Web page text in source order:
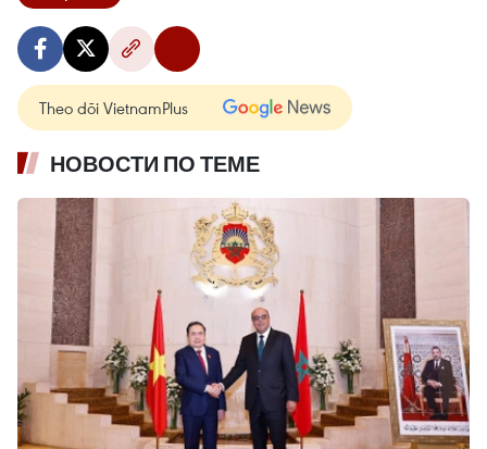
Theo dõi VietnamPlus
НОВОСТИ ПО ТЕМЕ